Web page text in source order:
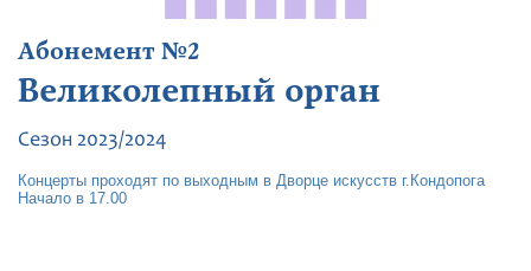
Абонемент №2
Великолепный орган
Сезон 2023/2024
Концерты проходят по выходным в Дворце искусств г.Кондопога
Начало в 17.00